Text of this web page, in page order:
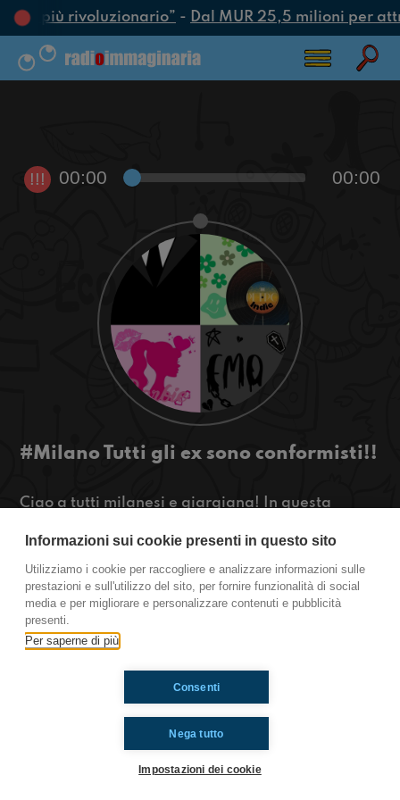
più rivoluzionario”- Dal MUR 25,5 milioni per
!!! 00:00 00:00
#Milano Tutti gli ex sono conformisti!!
Ciao a tutti milanesi e giargiana! In questa
antipatici! Ascoltateci!!
https://www.radioimmaginaria.it
Milano
Informazioni sui cookie presenti in questo sito
Utilizziamo i cookie per raccogliere e analizzare informazioni sulle
prestazioni e sull'utilizzo del sito, per fornire funzionalità di social
media e per migliorare e personalizzare contenuti e pubblicità
presenti.
Per saperne di più
Nega tutto
Consenti
Impostazioni dei cookie